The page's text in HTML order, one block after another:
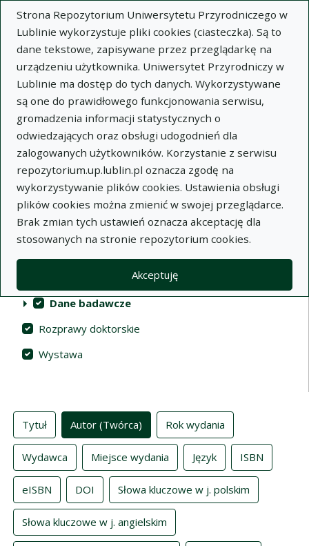
Strona Repozytorium Uniwersytetu Przyrodniczego w
Lublinie wykorzystuje pliki cookies (ciasteczka). Są to
dane tekstowe, zapisywane przez przeglądarkę na
urządzeniu użytkownika. Uniwersytet Przyrodniczy w
Lublinie ma dostęp do tych danych. Wykorzystywane
są one do prawidłowego funkcjonowania serwisu,
gromadzenia informacji statystycznych o
odwiedzających oraz obsługi udogodnień dla
zalogowanych użytkowników. Korzystanie z serwisu
repozytorium.up.lublin.pl oznacza zgodę na
wykorzystywanie plików cookies. Ustawienia obsługi
plików cookies można zmienić w swojej przeglądarce.
Brak zmian tych ustawień oznacza akceptację dla
stosowanych na stronie repozytorium cookies.
Akceptuję
Repozytorium Uniwersytetu
Przyrodniczego w Lublinie
Indeksy
Akcje na kolekcjach Wyczyść Zaznacz wszystko
Kolekcje(automatyczne przeładowanie treści)
Publikacje naukowe
Materiały audiowizualne
Dane badawcze
Rozprawy doktorskie
Wystawa
Indeksy
Tytuł Autor (Twórca) Rok wydania
Wydawca Miejsce wydania Język ISBN
eISBN DOI Słowa kluczowe w j. polskim
Słowa kluczowe w j. angielskim